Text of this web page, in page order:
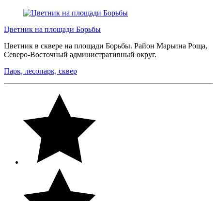
Цветник на площади Борьбы
Цветник в сквере на площади Борьбы. Район Марьина Роща,
Северо-Восточный административный округ.
Парк, лесопарк, сквер